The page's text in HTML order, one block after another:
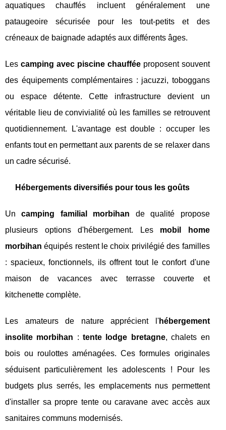
aquatiques chauffés incluent généralement une
pataugeoire sécurisée pour les tout-petits et des
créneaux de baignade adaptés aux différents âges.
Les camping avec piscine chaufféeproposent souvent
des équipements complémentaires : jacuzzi, toboggans
ou espace détente. Cette infrastructure devient un
véritable lieu de convivialité où les familles se retrouvent
quotidiennement. L'avantage est double : occuper les
enfants tout en permettant aux parents de se relaxer dans
un cadre sécurisé.
Hébergements diversifiés pour tous les goûts
Uncamping familial morbihan de qualité propose
plusieurs options d'hébergement. Les mobil home
morbihan équipés restent le choix privilégié des familles
: spacieux, fonctionnels, ils offrent tout le confort d'une
maison de vacances avec terrasse couverte et
kitchenette complète.
Les amateurs de nature apprécient l'hébergement
insolite morbihan :tente lodge bretagne, chalets en
bois ou roulottes aménagées. Ces formules originales
séduisent particulièrement les adolescents ! Pour les
budgets plus serrés, les emplacements nus permettent
d'installer sa propre tente ou caravane avec accès aux
sanitaires communs modernisés.